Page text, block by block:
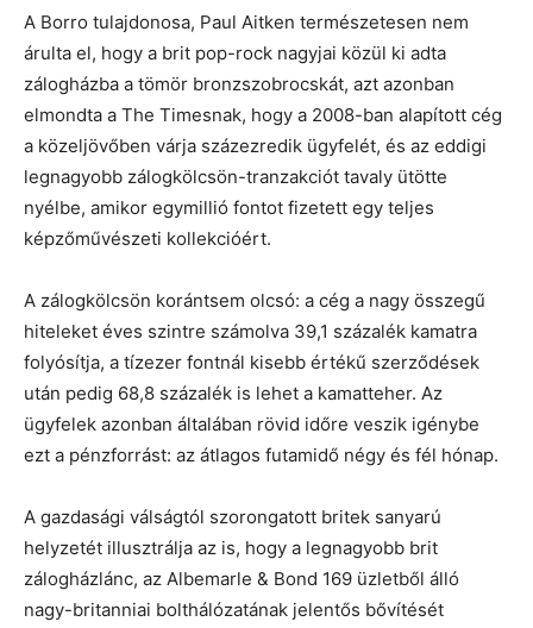
A Borro tulajdonosa, Paul Aitken természetesen nem
árulta el, hogy a brit pop-rock nagyjai közül ki adta
zálogházba a tömör bronzszobrocskát, azt azonban
elmondta a The Timesnak, hogy a 2008-ban alapított cég
a közeljövőben várja százezredik ügyfelét, és az eddigi
legnagyobb zálogkölcsön-tranzakciót tavaly ütötte
nyélbe, amikor egymillió fontot fizetett egy teljes
képzőművészeti kollekcióért.
A zálogkölcsön korántsem olcsó: a cég a nagy összegű
hiteleket éves szintre számolva 39,1 százalék kamatra
folyósítja, a tízezer fontnál kisebb értékű szerződések
után pedig 68,8 százalék is lehet a kamatteher. Az
ügyfelek azonban általában rövid időre veszik igénybe
ezt a pénzforrást: az átlagos futamidő négy és fél hónap.
A gazdasági válságtól szorongatott britek sanyarú
helyzetét illusztrálja az is, hogy a legnagyobb brit
zálogházlánc, az Albemarle & Bond 169 üzletből álló
nagy-britanniai bolthálózatának jelentős bővítését